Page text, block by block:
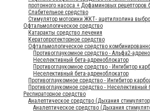
протонного насоса + Дофаминовых рецепторов
Слабительное средство
Стимулятор моторики ЖКТ- ацетилхолина
Офтальмологическое средство
Катаракты средство лечения
Кератопротекторное средство
Офтальмологическое средство
Противоглаукомное средство - Альфа2-
Неселективный бета-адреноблокатор
Противоглаукомное средство - Ингибитор
Неселективный бета-адреноблокатор
Противоглаукомное средство - Ингибитор
Противоглаукомное средство - Неселективный
Респираторное средство
Аналептическое средство (Дыхания
Аналептическое средство (Дыхания